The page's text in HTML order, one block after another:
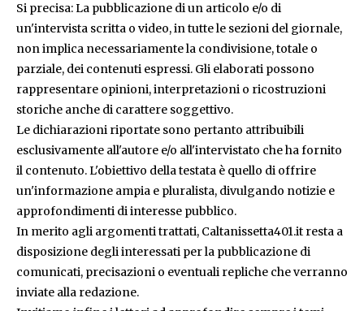
Si precisa: La pubblicazione di un articolo e/o di
un'intervista scritta o video, in tutte le sezioni del giornale,
non implica necessariamente la condivisione, totale o
parziale, dei contenuti espressi. Gli elaborati possono
rappresentare opinioni, interpretazioni o ricostruzioni
storiche anche di carattere soggettivo.
Le dichiarazioni riportate sono pertanto attribuibili
esclusivamente all'autore e/o all'intervistato che ha fornito
il contenuto. L'obiettivo della testata è quello di offrire
un'informazione ampia e pluralista, divulgando notizie e
approfondimenti di interesse pubblico.
In merito agli argomenti trattati, Caltanissetta401.it resta a
disposizione degli interessati per la pubblicazione di
comunicati, precisazioni o eventuali repliche che verranno
inviate alla redazione.